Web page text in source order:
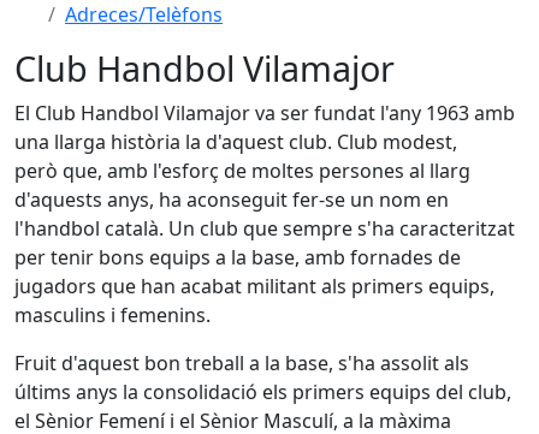
Adreces/Telèfons
Club Handbol Vilamajor
El Club Handbol Vilamajor va ser fundat l'any 1963 amb
una llarga història la d'aquest club. Club modest,
però que, amb l'esforç de moltes persones al llarg
d'aquests anys, ha aconseguit fer-se un nom en
l'handbol català. Un club que sempre s'ha caracteritzat
per tenir bons equips a la base, amb fornades de
jugadors que han acabat militant als primers equips,
masculins i femenins.
Fruit d'aquest bon treball a la base, s'ha assolit als
últims anys la consolidació els primers equips del club,
el Sènior Femení i el Sènior Masculí, a la màxima